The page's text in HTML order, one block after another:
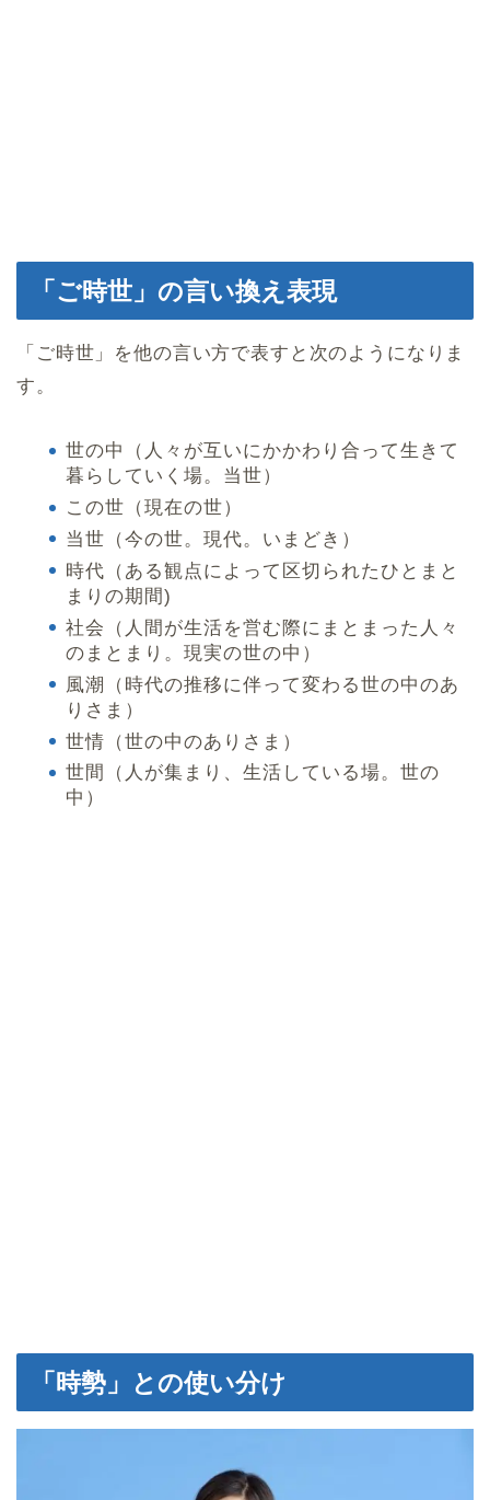
「ご時世」の言い換え表現
「ご時世」を他の言い方で表すと次のようになりま
す。
世の中（人々が互いにかかわり合って生きて
暮らしていく場。当世）
この世（現在の世）
当世（今の世。現代。いまどき）
時代（ある観点によって区切られたひとまと
まりの期間)
社会（人間が生活を営む際にまとまった人々
のまとまり。現実の世の中）
風潮（時代の推移に伴って変わる世の中のあ
りさま）
世情（世の中のありさま）
世間（人が集まり、生活している場。世の
中）
「時勢」との使い分け